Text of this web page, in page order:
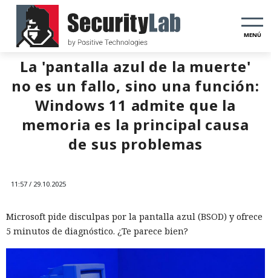
MENÚ
La 'pantalla azul de la muerte'
no es un fallo, sino una función:
Windows 11 admite que la
memoria es la principal causa
de sus problemas
11:57 / 29.10.2025
Microsoft pide disculpas por la pantalla azul (BSOD) y ofrece
5 minutos de diagnóstico. ¿Te parece bien?